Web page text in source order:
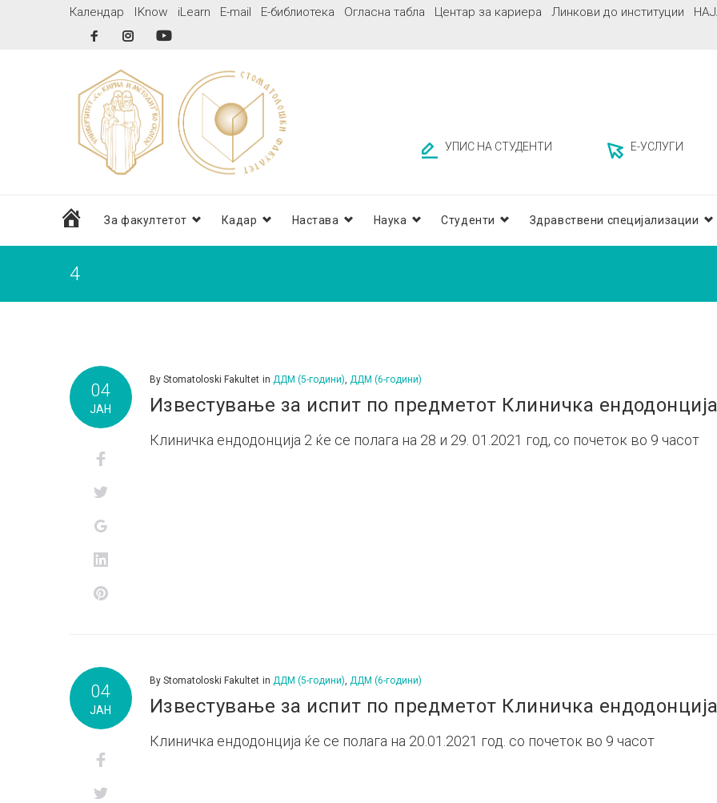
Календар IKnow iLearn E-mail Е-библиотека Огласна табла Центар за кариера Линкови до институции
FacebookInstagram
УПИС НА СТУДЕНТИ Е-УСЛУГИ
домаЗа факултетот Кадар Настава Наука Студенти Здравствени специјализации
4
Ден:
д.м.г
04
ЈАН
Twitter
Google+
Pinterest
By Stomatoloski Fakultet in ДДМ (5-години), ДДМ (6-години)
Известување за испит по предметот Клиничка
Клиничка ендодонција 2 ќе се полага на 28 и 29. 01.2021 год, со почеток во 9 часот
04
ЈАН
Twitter
By Stomatoloski Fakultet in ДДМ (5-години), ДДМ (6-години)
Известување за испит по предметот Клиничка
Клиничка ендодонција ќе се полага на 20.01.2021 год. со почеток во 9 часот